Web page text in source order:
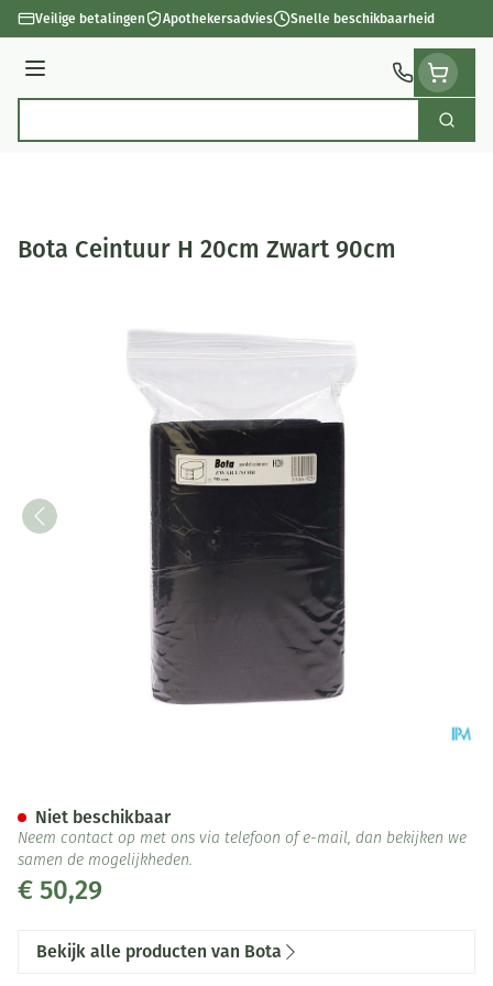
Ga naar de inhoud
Veilige betalingen Apothekersadvies Snelle beschikbaarheid
Menu
Zoek
Bota Ceintuur H 20cm Zwart 90cm
€ 50,29
Niet beschikbaar
Neem contact op met ons via telefoon of e-mail, dan bekijken we
samen de mogelijkheden.
Bekijk alle producten van Bota